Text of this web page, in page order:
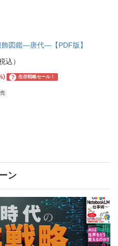
飾図鑑―唐代―【PDF版】
込）
? 生存戦略セール！
ン